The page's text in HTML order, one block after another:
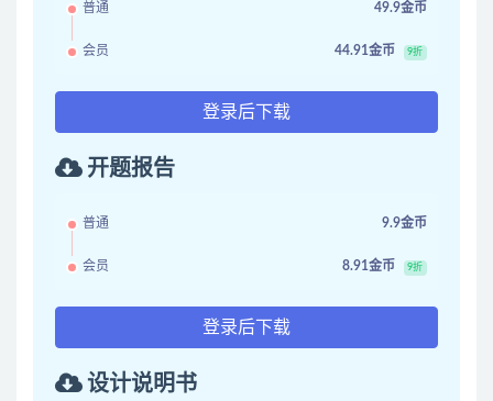
普通 49.9金币
会员 44.91金币 9折
登录后下载
开题报告
普通 9.9金币
会员 8.91金币 9折
登录后下载
设计说明书